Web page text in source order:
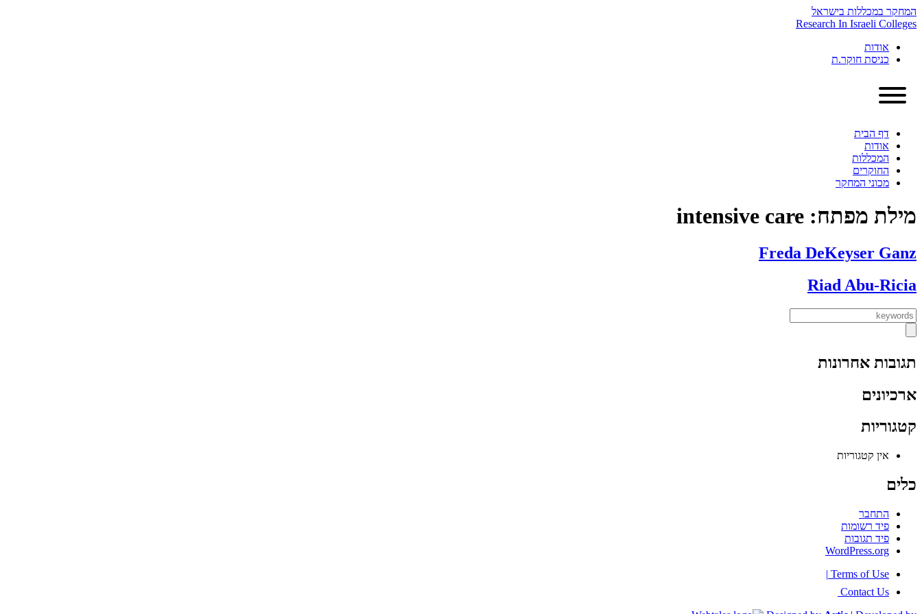
Skip
to
המחקר במכללות בישראל
Research In Israeli Colleges
אודות
כניסת חוקר.ת
דף הבית
אודות
המכללות
החוקרים
מכוני המחקר
מילת מפתח: intensive care
Freda DeKeyser Ganz
Riad Abu-Ricia
תגובות אחרונות
ארכיונים
קטגוריות
אין קטגוריות
כלים
התחבר
פיד רשומות
פיד תגובות
WordPress.org
Terms of Use
|
Contact Us